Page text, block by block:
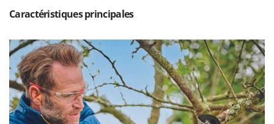
Nettoyeurs haute pression
P
Peignes vibreurs et Secoueurs à olives
Pelles rétros pour tracteur
Perches Élagueuses
Pétrins à Spirale
Fiorentini
Flymo
Fontana Forni
Forest Master
Francini
Caractéristiques principales